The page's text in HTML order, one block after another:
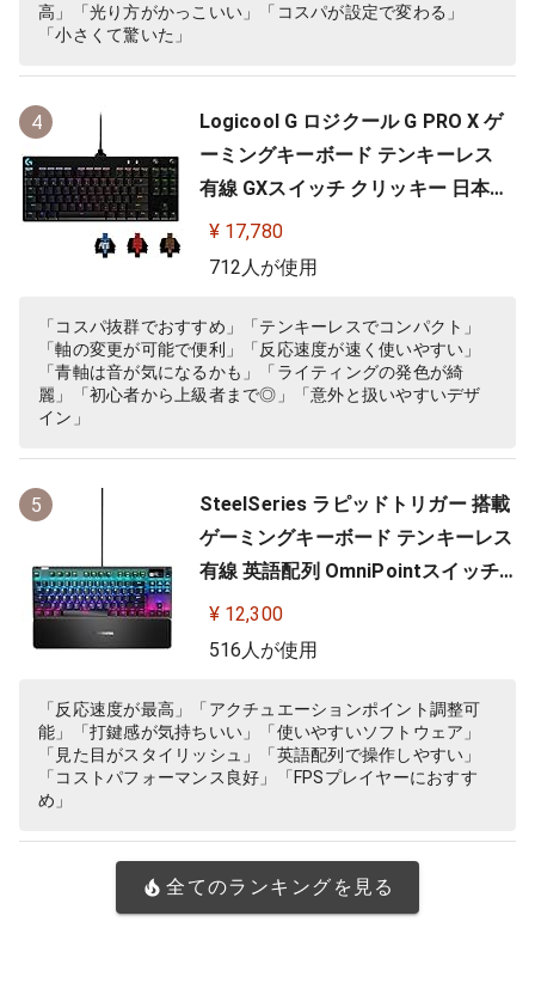
高」「光り方がかっこいい」「コスパが設定で変わる」
「小さくて驚いた」
4
Logicool G ロジクール G PRO X ゲ
ーミングキーボード テンキーレス
有線 GXスイッチ クリッキー 日本語
配列 LIGHTSYNC RGB 着脱式ケーブ
ル G-PKB-002 国内正規品 【 ファイ
】
¥ 17,780
712人が使用
「コスパ抜群でおすすめ」「テンキーレスでコンパクト」
「軸の変更が可能で便利」「反応速度が速く使いやすい」
「青軸は音が気になるかも」「ライティングの発色が綺
麗」「初心者から上級者まで◎」「意外と扱いやすいデザ
イン」
5
SteelSeries ラピッドトリガー 搭載
ゲーミングキーボード テンキーレス
有線 英語配列 OmniPointスイッチ
有機ELディスプレイ搭載 Apex Pro
TKL US 64734 ブラック
¥ 12,300
516人が使用
「反応速度が最高」「アクチュエーションポイント調整可
能」「打鍵感が気持ちいい」「使いやすいソフトウェア」
「見た目がスタイリッシュ」「英語配列で操作しやすい」
「コストパフォーマンス良好」「FPSプレイヤーにおすす
め」
全てのランキングを見る